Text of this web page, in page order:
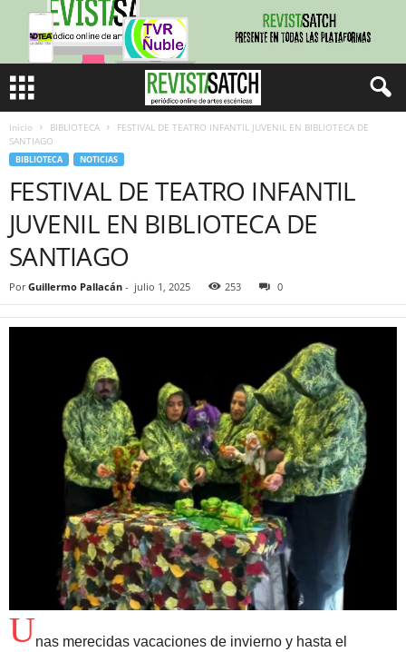
Inicio BIBLIOTECA
FESTIVAL DE TEATRO INFANTIL JUVENIL EN BIBLIOTECA DE
SANTIAGO
BIBLIOTECA NOTICIAS
FESTIVAL DE TEATRO INFANTIL
JUVENIL EN BIBLIOTECA DE
SANTIAGO
Por Guillermo Pallacán - julio 1, 2025 253 0
Unas merecidas vacaciones de invierno y hasta el